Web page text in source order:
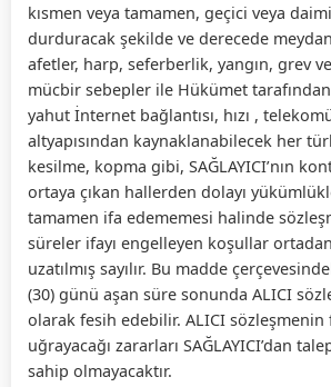
kısmen veya tamamen, geçici veya
durduracak şekilde ve derecede
afetler, harp, seferberlik, yangın, grev
mücbir sebepler ile Hükümet
yahut İnternet bağlantısı, hızı ,
altyapısından kaynaklanabilecek her
kesilme, kopma gibi, SAĞLAYICI’nın
ortaya çıkan hallerden dolayı
tamamen ifa edememesi halinde
süreler ifayı engelleyen koşullar
uzatılmış sayılır. Bu madde
(30) günü aşan süre sonunda ALICI
olarak fesih edebilir. ALICI
uğrayacağı zararları SAĞLAYICI’dan
sahip olmayacaktır.